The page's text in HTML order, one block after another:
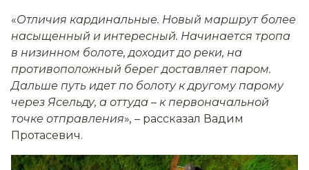
«Отличия кардинальные. Новый маршрут более
насыщенный и интересный. Начинается тропа
в низинном болоте, доходит до реки, на
противоположный берег доставляет паром.
Дальше путь идет по болоту к другому парому
через Ясельду, а оттуда – к первоначальной
точке отправления», – рассказал Вадим
Протасевич.